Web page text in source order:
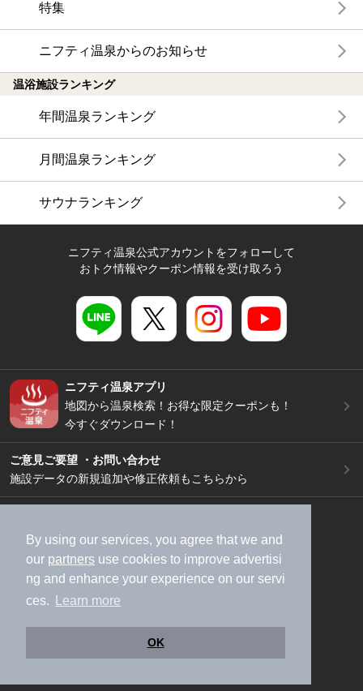
By using our services, you agree that we and
our partners use cookies to improve advertisi
ng and enhance your experience on our servi
ces.
Learn more
OK
By using our services, you agree that we and
our partners use cookies to improve advertisi
ng and enhance your experience on our servi
ces.
Learn more
OK
特集
ニフティ温泉からのお知らせ
温浴施設ランキング
年間温泉ランキング
月間温泉ランキング
サウナランキング
ニフティ温泉公式アカウントをフォローして
おトク情報やクーポン情報を受け取ろう
ニフティ温泉アプリ
地図から温泉検索！お得な限定クーポンも！
今すぐダウンロード！
ご意見ご要望 ・お問い合わせ
施設データの新規追加や修正依頼もこちらから
加盟店募集（資料請求）
広告出稿のご案内
利用規約
ライフスタイルMEMBERS+規約
特定商取引法に基づく表記
ヘルプ
採用情報
運営会社